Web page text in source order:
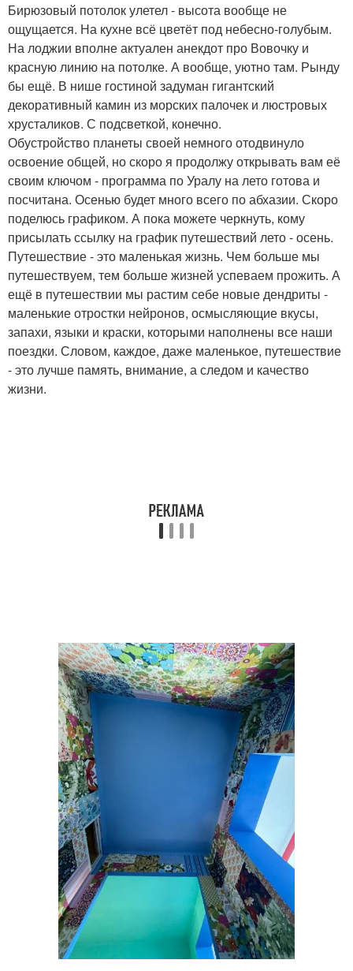
Бирюзовый потолок улетел - высота вообще не
ощущается. На кухне всё цветёт под небесно-голубым.
На лоджии вполне актуален анекдот про Вовочку и
красную линию на потолке. А вообще, уютно там. Рынду
бы ещё. В нише гостиной задуман гигантский
декоративный камин из морских палочек и люстровых
хрусталиков. С подсветкой, конечно.
Обустройство планеты своей немного отодвинуло
освоение общей, но скоро я продолжу открывать вам её
своим ключом - программа по Уралу на лето готова и
посчитана. Осенью будет много всего по абхазии. Скоро
поделюсь графиком. А пока можете черкнуть, кому
присылать ссылку на график путешествий лето - осень.
Путешествие - это маленькая жизнь. Чем больше мы
путешествуем, тем больше жизней успеваем прожить. А
ещё в путешествии мы растим себе новые дендриты -
маленькие отростки нейронов, осмысляющие вкусы,
запахи, языки и краски, которыми наполнены все наши
поездки. Словом, каждое, даже маленькое, путешествие
- это лучше память, внимание, а следом и качество
жизни.